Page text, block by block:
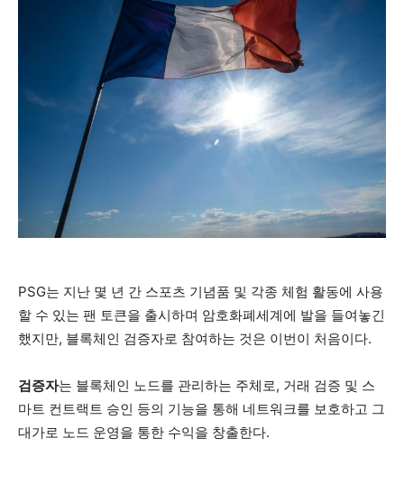
PSG는 지난 몇 년 간 스포츠 기념품 및 각종 체험 활동에 사용
할 수 있는 팬 토큰을 출시하며 암호화폐세계에 발을 들여놓긴
했지만, 블록체인 검증자로 참여하는 것은 이번이 처음이다.
검증자는 블록체인 노드를 관리하는 주체로, 거래 검증 및 스
마트 컨트랙트 승인 등의 기능을 통해 네트워크를 보호하고 그
대가로 노드 운영을 통한 수익을 창출한다.